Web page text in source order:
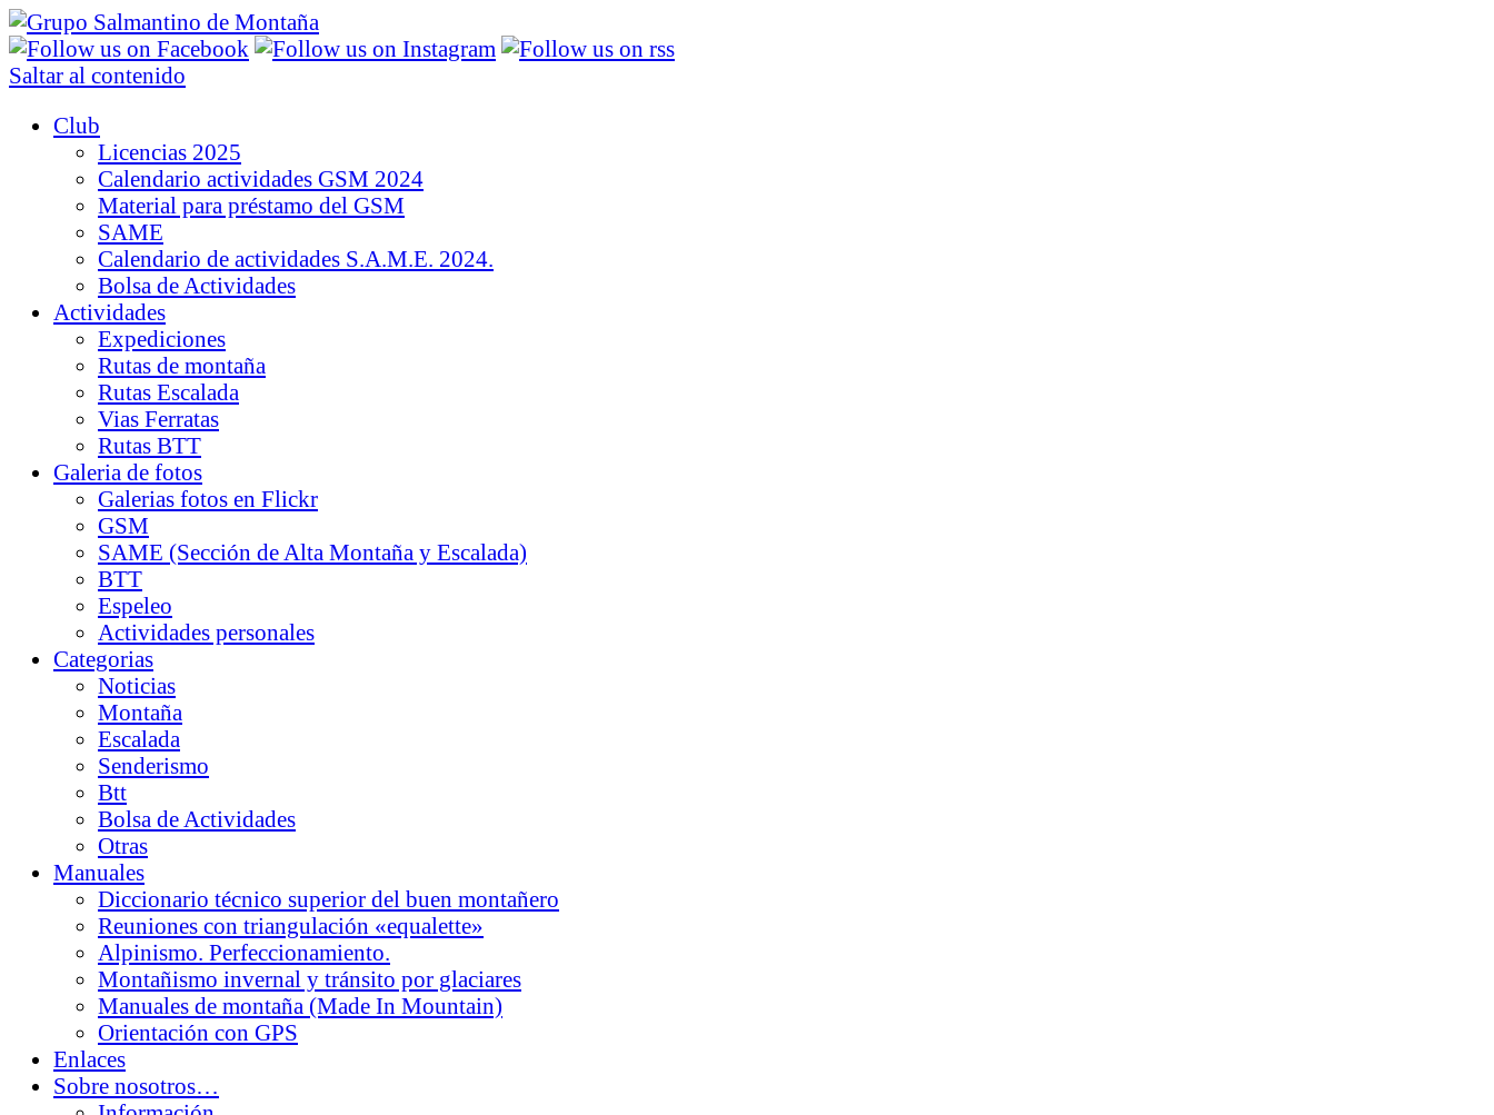
Saltar al contenido
Club
Licencias 2025
Calendario actividades GSM 2024
Material para préstamo del GSM
SAME
Calendario de actividades S.A.M.E. 2024.
Bolsa de Actividades
Actividades
Expediciones
Rutas de montaña
Rutas Escalada
Vias Ferratas
Rutas BTT
Galeria de fotos
Galerias fotos en Flickr
GSM
SAME (Sección de Alta Montaña y Escalada)
BTT
Espeleo
Actividades personales
Categorias
Noticias
Montaña
Escalada
Senderismo
Btt
Bolsa de Actividades
Otras
Manuales
Diccionario técnico superior del buen montañero
Reuniones con triangulación «equalette»
Alpinismo. Perfeccionamiento.
Montañismo invernal y tránsito por glaciares
Manuales de montaña (Made In Mountain)
Orientación con GPS
Enlaces
Sobre nosotros…